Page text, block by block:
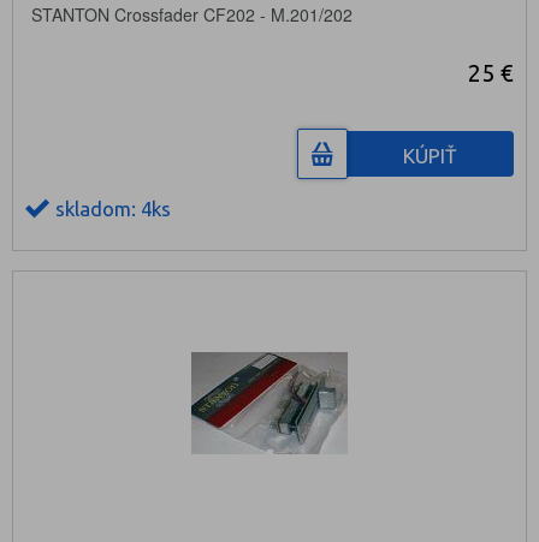
STANTON Crossfader CF202 - M.201/202
25 €
KÚPIŤ
skladom: 4ks